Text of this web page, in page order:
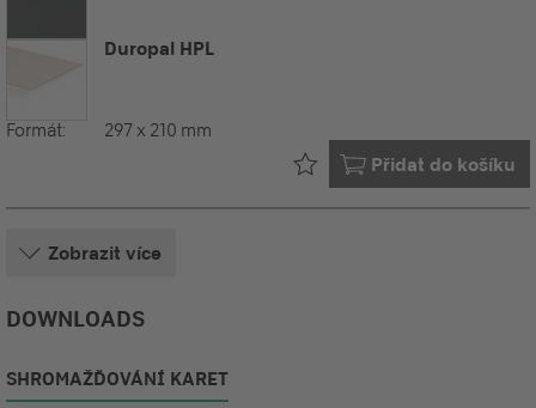
Duropal HPL
Formát: 297 x 210 mm
Přidat do košíku
Již ve vašem
Zobrazit více
DOWNLOADS
SHROMAŽĎOVÁNÍ KARET